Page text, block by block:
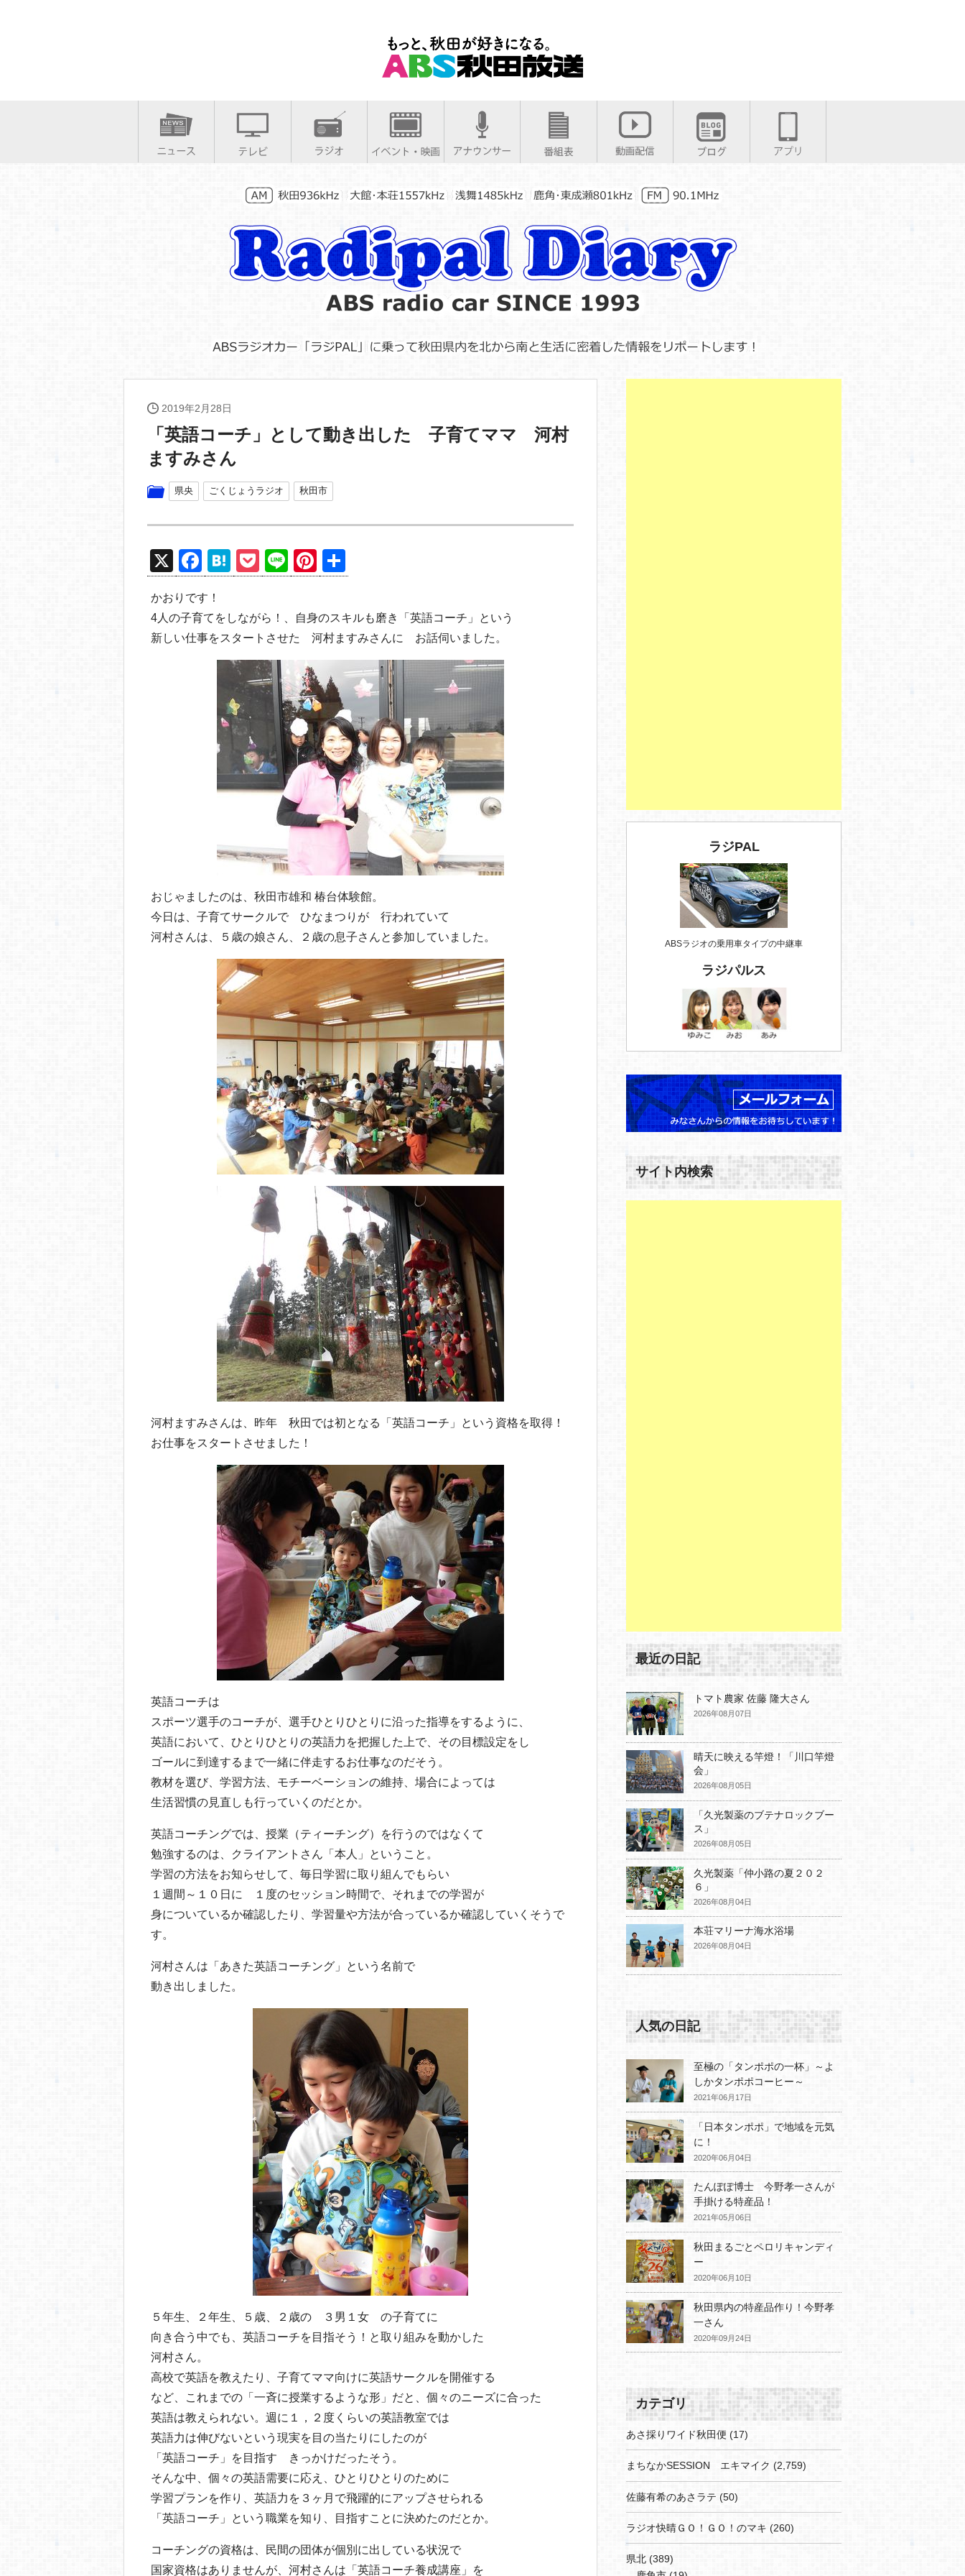
2019年2月28日
「英語コーチ」として動き出した 子育てママ 河村
ますみさん
県央 ごくじょうラジオ 秋田市
X
F
a
c
e
b
H
at
e
n
a
P
o
ck
et
Li
n
e
Pi
nt
er
e
st
有
かおりです！
4人の子育てをしながら！、自身のスキルも磨き「英語コーチ」という
新しい仕事をスタートさせた 河村ますみさんに お話伺いました。
おじゃましたのは、秋田市雄和 椿台体験館。
今日は、子育てサークルで ひなまつりが 行われていて
河村さんは、５歳の娘さん、２歳の息子さんと参加していました。
河村ますみさんは、昨年 秋田では初となる「英語コーチ」という資格を取得！
お仕事をスタートさせました！
英語コーチは
スポーツ選手のコーチが、選手ひとりひとりに沿った指導をするように、
英語において、ひとりひとりの英語力を把握した上で、その目標設定をし
ゴールに到達するまで一緒に伴走するお仕事なのだそう。
教材を選び、学習方法、モチーベーションの維持、場合によっては
生活習慣の見直しも行っていくのだとか。
英語コーチングでは、授業（ティーチング）を行うのではなくて
勉強するのは、クライアントさん「本人」ということ。
学習の方法をお知らせして、毎日学習に取り組んでもらい
１週間～１０日に １度のセッション時間で、それまでの学習が
身についているか確認したり、学習量や方法が合っているか確認していくそうで
す。
河村さんは「あきた英語コーチング」という名前で
動き出しました。
５年生、２年生、５歳、２歳の ３男１女 の子育てに
向き合う中でも、英語コーチを目指そう！と取り組みを動かした
河村さん。
高校で英語を教えたり、子育てママ向けに英語サークルを開催する
など、これまでの「一斉に授業するような形」だと、個々のニーズに合った
英語は教えられない。週に１，２度くらいの英語教室では
英語力は伸びないという現実を目の当たりにしたのが
「英語コーチ」を目指す きっかけだったそう。
そんな中、個々の英語需要に応え、ひとりひとりのために
学習プランを作り、英語力を３ヶ月で飛躍的にアップさせられる
「英語コーチ」という職業を知り、目指すことに決めたのだとか。
コーチングの資格は、民間の団体が個別に出している状況で
国家資格はありませんが、河村さんは「英語コーチ養成講座」を
ラジPAL
ABSラジオの乗用車タイプの中継車
ラジパルス
サイト内検索
最近の日記
トマト農家 佐藤 隆大さん
2026年08月07日
晴天に映える竿燈！「川口竿燈
会」
2026年08月05日
「久光製薬のブテナロックブー
ス」
2026年08月05日
久光製薬「仲小路の夏２０２
６」
2026年08月04日
本荘マリーナ海水浴場
2026年08月04日
人気の日記
至極の「タンポポの一杯」～よ
しかタンポポコーヒー～
2021年06月17日
「日本タンポポ」で地域を元気
に！
2020年06月04日
たんぽぽ博士 今野孝一さんが
手掛ける特産品！
2021年05月06日
秋田まるごとペロリキャンディ
ー
2020年06月10日
秋田県内の特産品作り！今野孝
一さん
2020年09月24日
カテゴリ
あさ採りワイド秋田便 (17)
まちなかSESSION エキマイク (2,759)
佐藤有希のあさラテ (50)
ラジオ快晴ＧＯ！ＧＯ！のマキ (260)
県北 (389)